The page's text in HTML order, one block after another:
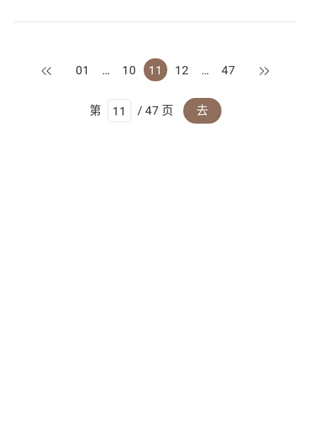
上一页
01 … 10 11 12 … 47 下一页
第 / 47 页 去